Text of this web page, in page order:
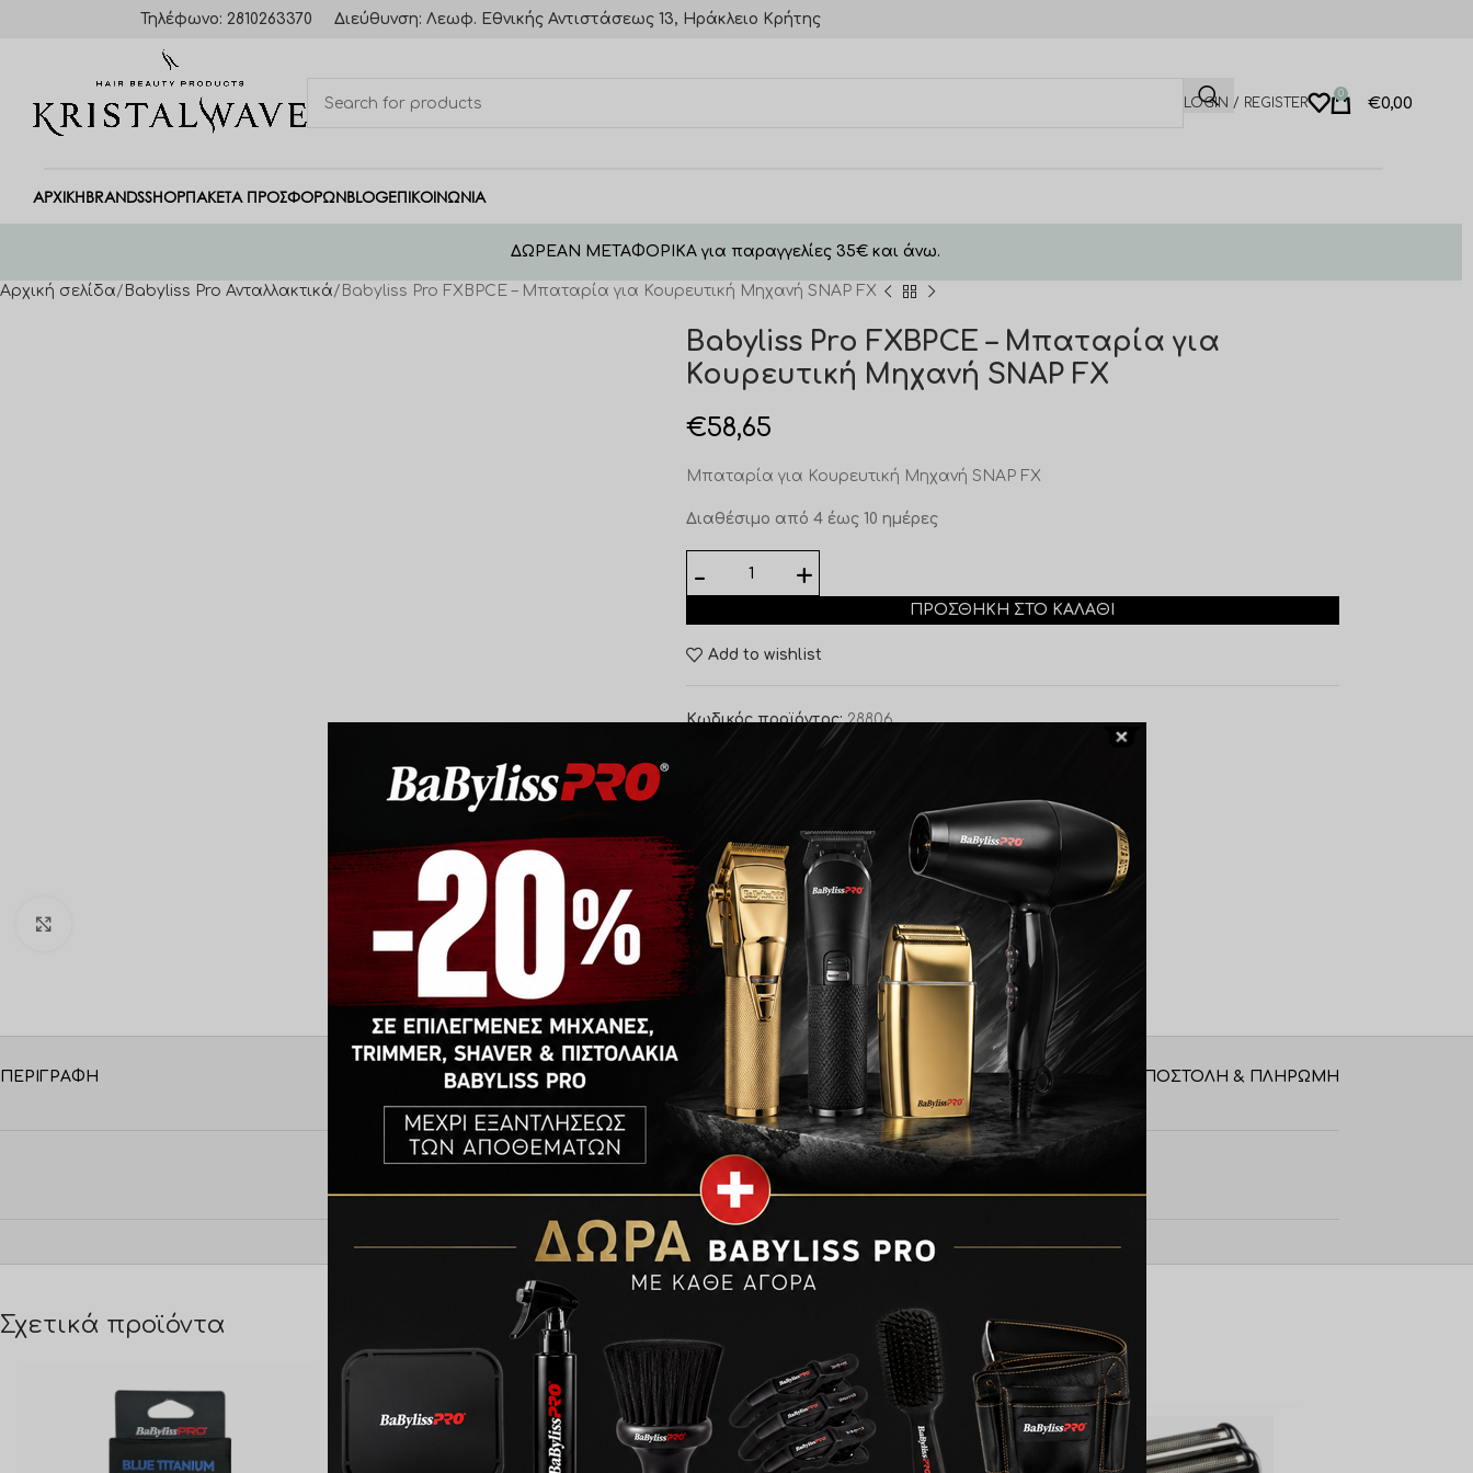
Τηλέφωνο: 2810263370 Διεύθυνση: Λεωφ. Εθνικής Αντιστάσεως 13, Ηράκλειο Κρήτης
LOGIN / REGISTER
0
€0,00
ΑΡΧΙΚΗBRANDSSHOPΠΑΚΈΤΑ ΠΡΟΣΦΟΡΏΝBLOGΕΠΙΚΟΙΝΩΝΙΑ
ΔΩΡΕΑΝ ΜΕΤΑΦΟΡΙΚΑ για παραγγελίες 35€ και άνω.
Αρχική σελίδα Babyliss Pro Ανταλλακτικά Babyliss Pro FXBPCE – Μπαταρία για Κουρευτική Μηχανή SNAP FX
Babyliss Pro FXBPCE – Μπαταρία για
Κουρευτική Μηχανή SNAP FX
€58,65
Μπαταρία για Κουρευτική Μηχανή SNAP FX
Διαθέσιμο από 4 έως 10 ημέρες
ΠΡΟΣΘΉΚΗ ΣΤΟ ΚΑΛΆΘΙ
Add to wishlist
Κωδικός προϊόντος:28806
Babyliss Pro Ανταλλακτικά
ΠΕΡΙΓΡΑΦΉ ΕΤΑΙΡΊΑ ΑΠΟΣΤΟΛΉ & ΠΛΗΡΩΜΉ
Σχετικά προϊόντα